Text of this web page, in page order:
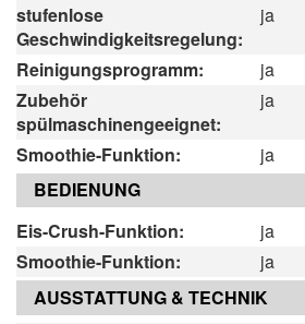
stufenlose
Geschwindigkeitsregelung:
ja
Reinigungsprogramm:
ja
Zubehör
spülmaschinengeeignet:
ja
Smoothie-Funktion:
ja
BEDIENUNG
Eis-Crush-Funktion:
ja
Smoothie-Funktion:
ja
AUSSTATTUNG & TECHNIK